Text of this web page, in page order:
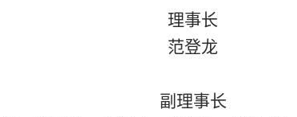
理事长
范登龙
副理事长